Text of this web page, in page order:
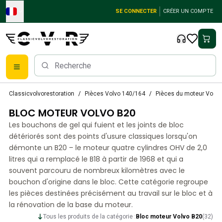
Skip to main content
SE CONNECTER CRÉER UN COMPTE
Pièces Volvo PV/Duett
Système de freinage Volvo PV/Duett
Volvo PV/Duett Fuel/Exhaust system
Volvo PV/Duett Équipement électrique
Volvo PV/Duett Suspension avant
Volvo PV/Duett Pièces intérieures
Volvo PV/Duett Pièces de carrosserie
Volvo PV/Duett Transmission/Suspension arrière
Système de refroidissement Volvo PV/Duett
Pièces pour moteurs Volvo PV/Duett
Classicvolvorestoration Pièces Volvo 140/164 Pièces du moteur
BLOC MOTEUR VOLVO B20
Les bouchons de gel qui fuient et les joints de bloc
détériorés sont des points d'usure classiques lorsqu'on
démonte un B20 – le moteur quatre cylindres OHV de 2,0
litres qui a remplacé le B18 à partir de 1968 et qui a
souvent parcouru de nombreux kilomètres avec le
bouchon d'origine dans le bloc. Cette catégorie regroupe
les pièces destinées précisément au travail sur le bloc et à
la rénovation de la base du moteur.
Tous les produits de la catégorie : Bloc moteur Volvo B20(32)